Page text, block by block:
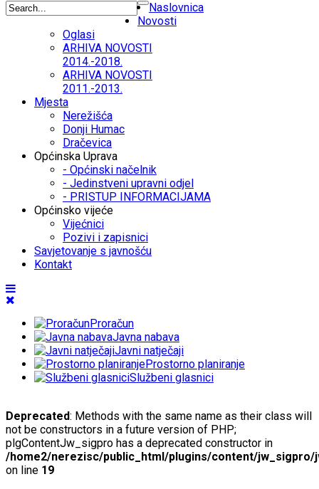
Naslovnica
Novosti
Oglasi
ARHIVA NOVOSTI
2014.-2018.
ARHIVA NOVOSTI
2011.-2013.
Mjesta
Nerežišća
Donji Humac
Dračevica
Općinska Uprava
- Općinski načelnik
- Jedinstveni upravni odjel
- PRISTUP INFORMACIJAMA
Općinsko vijeće
Vijećnici
Pozivi i zapisnici
Savjetovanje s javnošću
Kontakt
Proračun
Javna nabava
Javni natječaji
Prostorno planiranje
Službeni glasnici
Deprecated: Methods with the same name as their class will
not be constructors in a future version of PHP;
plgContentJw_sigpro has a deprecated constructor in
/home2/nerezisc/public_html/plugins/content/jw_sigpro/
on line 19